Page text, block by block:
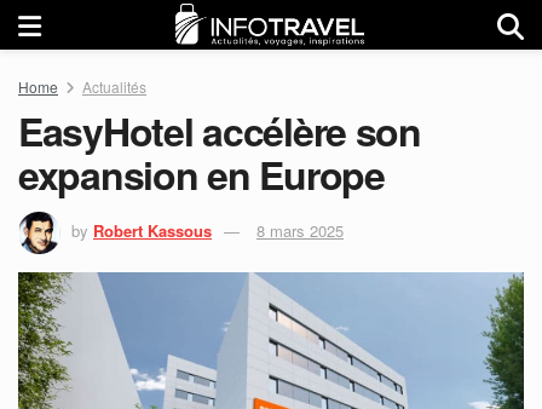
Home Actualités
EasyHotel accélère son
expansion en Europe
by Robert Kassous 8 mars 2025